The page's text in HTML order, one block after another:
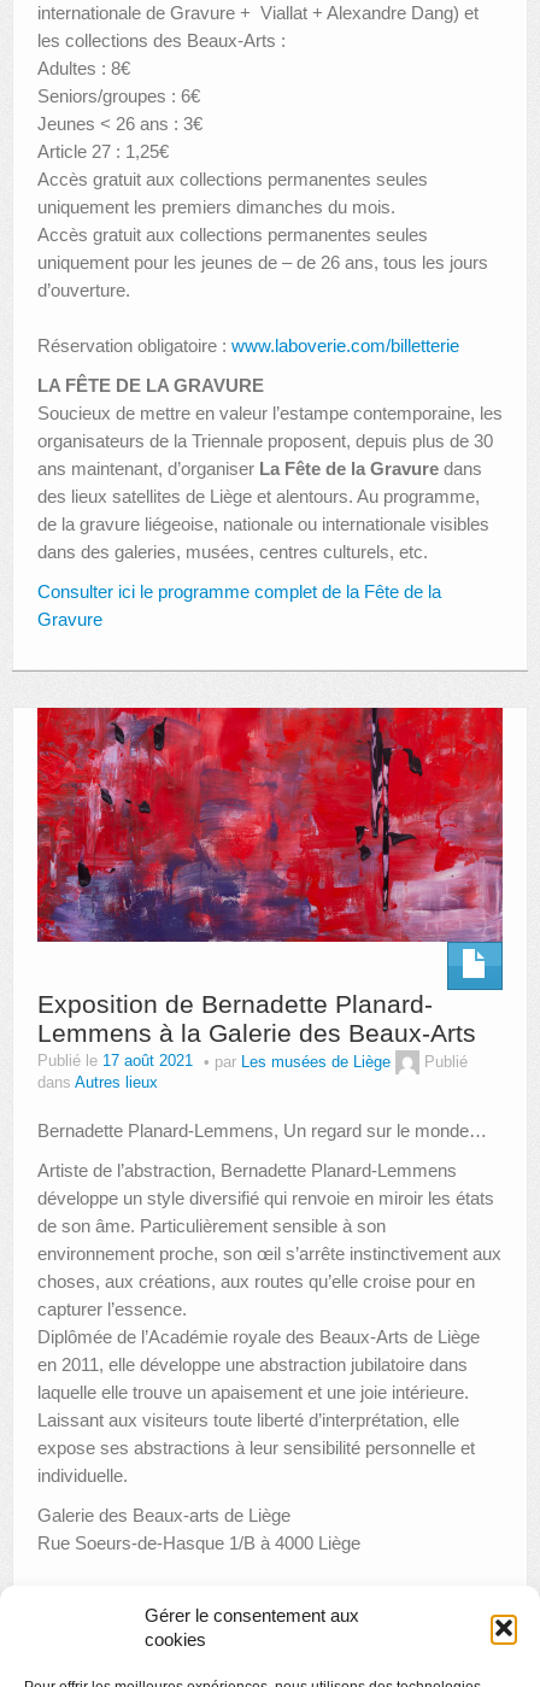
Gérer le consentement aux
cookies
internationale de Gravure + Viallat + Alexandre Dang) et
les collections des Beaux-Arts :
Adultes : 8€
Seniors/groupes : 6€
Jeunes < 26 ans : 3€
Article 27 : 1,25€
Accès gratuit aux collections permanentes seules
uniquement les premiers dimanches du mois.
Accès gratuit aux collections permanentes seules
uniquement pour les jeunes de – de 26 ans, tous les jours
d’ouverture.
Réservation obligatoire : www.laboverie.com/billetterie
LA FÊTE DE LA GRAVURE
Soucieux de mettre en valeur l’estampe contemporaine, les
organisateurs de la Triennale proposent, depuis plus de 30
ans maintenant, d’organiser La Fête de la Gravure dans
des lieux satellites de Liège et alentours. Au programme,
de la gravure liégeoise, nationale ou internationale visibles
dans des galeries, musées, centres culturels, etc.
Consulter ici le programme complet de la Fête de la
Gravure
Exposition de Bernadette Planard-
Lemmens à la Galerie des Beaux-Arts
Publié le 17 août 2021 par Les musées de Liège
Publié
dans Autres lieux
Bernadette Planard-Lemmens, Un regard sur le monde…
Artiste de l’abstraction, Bernadette Planard-Lemmens
développe un style diversifié qui renvoie en miroir les états
de son âme. Particulièrement sensible à son
environnement proche, son œil s’arrête instinctivement aux
choses, aux créations, aux routes qu’elle croise pour en
capturer l’essence.
Diplômée de l’Académie royale des Beaux-Arts de Liège
en 2011, elle développe une abstraction jubilatoire dans
laquelle elle trouve un apaisement et une joie intérieure.
Laissant aux visiteurs toute liberté d’interprétation, elle
expose ses abstractions à leur sensibilité personnelle et
individuelle.
Galerie des Beaux-arts de Liège
Rue Soeurs-de-Hasque 1/B à 4000 Liège
Du mercredi au dimanche de 13h à 18h